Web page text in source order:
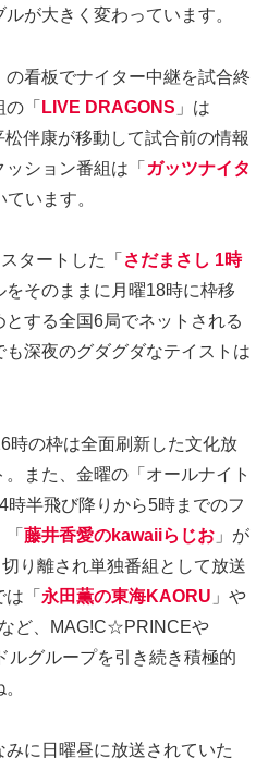
が大きく変わっています。
の看板でナイター中継を試合終
「 LIVE DRAGONS 」は
松伴康が移動して試合前の情報
ション番組は「 ガッツナイタ
います。
タートした「 さだまさし 1時
をそのままに月曜18時に枠移
する全国6局でネットされる
深夜のグダグダなテイストは
時の枠は全面刷新した文化放
また、金曜の「オールナイト
時半飛び降りから5時までのフ
藤井香愛のkawaiiらじお 」が
り離され単独番組として放送
「 永田薫の東海KAORU 」や
など、MAG!C☆PRINCEや
ルグループを引き続き積極的
に日曜昼に放送されていた